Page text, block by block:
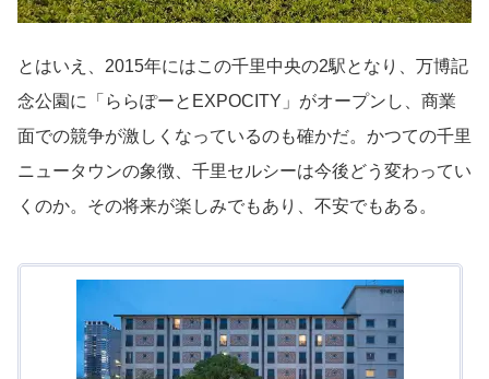
とはいえ、2015年にはこの千里中央の2駅となり、万博記
念公園に「ららぽーとEXPOCITY」がオープンし、商業
面での競争が激しくなっているのも確かだ。かつての千里
ニュータウンの象徴、千里セルシーは今後どう変わってい
くのか。その将来が楽しみでもあり、不安でもある。